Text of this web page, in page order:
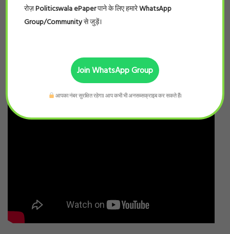
रोज़Politicswala ePaperपाने के लिए हमारेWhatsApp
Group/Communityसे जुड़ें।
Join WhatsApp Group
आपका नंबर सुरक्षित रहेगा। आप कभी भी अनसब्सक्राइब कर सकते हैं।